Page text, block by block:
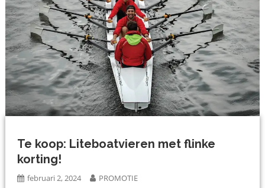
Te koop: Liteboatvieren met flinke
korting!
februari 2, 2024 PROMOTIE